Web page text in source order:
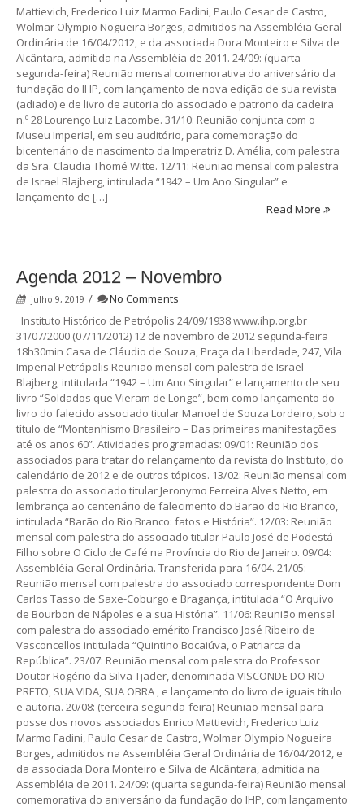
Mattievich, Frederico Luiz Marmo Fadini, Paulo Cesar de Castro,
Wolmar Olympio Nogueira Borges, admitidos na Assembléia Geral
Ordinária de 16/04/2012, e da associada Dora Monteiro e Silva de
Alcântara, admitida na Assembléia de 2011. 24/09: (quarta
segunda-feira) Reunião mensal comemorativa do aniversário da
fundação do IHP, com lançamento de nova edição de sua revista
(adiado) e de livro de autoria do associado e patrono da cadeira
n.º 28 Lourenço Luiz Lacombe. 31/10: Reunião conjunta com o
Museu Imperial, em seu auditório, para comemoração do
bicentenário de nascimento da Imperatriz D. Amélia, com palestra
da Sra. Claudia Thomé Witte. 12/11: Reunião mensal com palestra
de Israel Blajberg, intitulada “1942 – Um Ano Singular” e
lançamento de […]
Read More
Agenda 2012 – Novembro
julho 9, 2019 /
No Comments
Instituto Histórico de Petrópolis 24/09/1938 www.ihp.org.br
31/07/2000 (07/11/2012) 12 de novembro de 2012 segunda-feira
18h30min Casa de Cláudio de Souza, Praça da Liberdade, 247, Vila
Imperial Petrópolis Reunião mensal com palestra de Israel
Blajberg, intitulada “1942 – Um Ano Singular” e lançamento de seu
livro “Soldados que Vieram de Longe”, bem como lançamento do
livro do falecido associado titular Manoel de Souza Lordeiro, sob o
título de “Montanhismo Brasileiro – Das primeiras manifestações
até os anos 60”. Atividades programadas: 09/01: Reunião dos
associados para tratar do relançamento da revista do Instituto, do
calendário de 2012 e de outros tópicos. 13/02: Reunião mensal com
palestra do associado titular Jeronymo Ferreira Alves Netto, em
lembrança ao centenário de falecimento do Barão do Rio Branco,
intitulada “Barão do Rio Branco: fatos e História”. 12/03: Reunião
mensal com palestra do associado titular Paulo José de Podestá
Filho sobre O Ciclo de Café na Província do Rio de Janeiro. 09/04:
Assembléia Geral Ordinária. Transferida para 16/04. 21/05:
Reunião mensal com palestra do associado correspondente Dom
Carlos Tasso de Saxe-Coburgo e Bragança, intitulada “O Arquivo
de Bourbon de Nápoles e a sua História”. 11/06: Reunião mensal
com palestra do associado emérito Francisco José Ribeiro de
Vasconcellos intitulada “Quintino Bocaiúva, o Patriarca da
República”. 23/07: Reunião mensal com palestra do Professor
Doutor Rogério da Silva Tjader, denominada VISCONDE DO RIO
PRETO, SUA VIDA, SUA OBRA , e lançamento do livro de iguais título
e autoria. 20/08: (terceira segunda-feira) Reunião mensal para
posse dos novos associados Enrico Mattievich, Frederico Luiz
Marmo Fadini, Paulo Cesar de Castro, Wolmar Olympio Nogueira
Borges, admitidos na Assembléia Geral Ordinária de 16/04/2012, e
da associada Dora Monteiro e Silva de Alcântara, admitida na
Assembléia de 2011. 24/09: (quarta segunda-feira) Reunião mensal
comemorativa do aniversário da fundação do IHP, com lançamento